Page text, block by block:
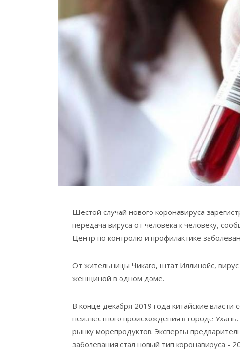
Шестой случай нового коронавируса
передача вируса от человека к человеку,
Центр по контролю и профилактике
От жительницы Чикаго, штат Иллинойс,
женщиной в одном доме.
В конце декабря 2019 года китайские
неизвестного происхождения в городе
рынку морепродуктов. Эксперты
заболевания стал новый тип коронавируса